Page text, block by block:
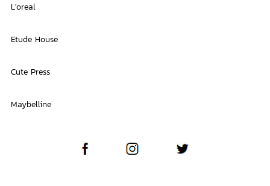
L'oreal
Etude House
Cute Press
Maybelline